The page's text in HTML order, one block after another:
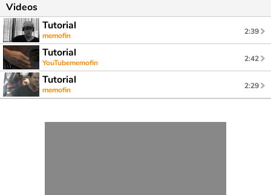
Videos
Tutorial
memofin 2:39
Tutorial
YouTubememofin 2:42
Tutorial
memofin 2:29